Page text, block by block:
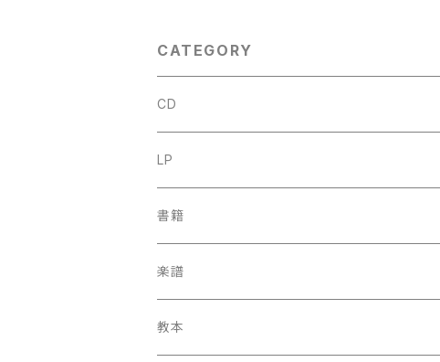
CATEGORY
CD
古楽
中古CD
鍋島元子関連CD
古楽以外
中古CD
LP
古楽
中古LP
鍋島元子関連LP
古楽以外
中古LP
書籍
古楽関係
中古本
古楽以外
楽譜
古楽関係
教本